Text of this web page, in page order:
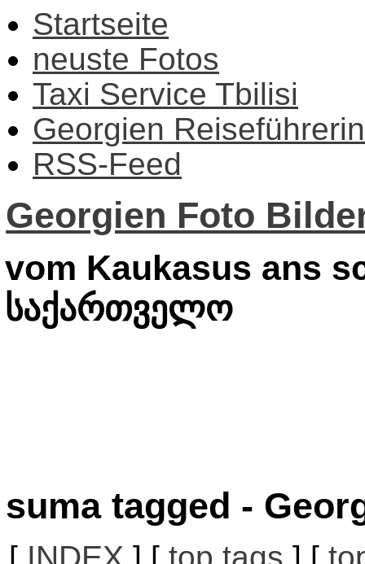
Startseite
neuste Fotos
Taxi Service Tbilisi
Georgien Reiseführerin
RSS-Feed
Georgien Foto
vom Kaukasus ans
საქართველო
suma tagged -
[ INDEX ] [ top tags ] [